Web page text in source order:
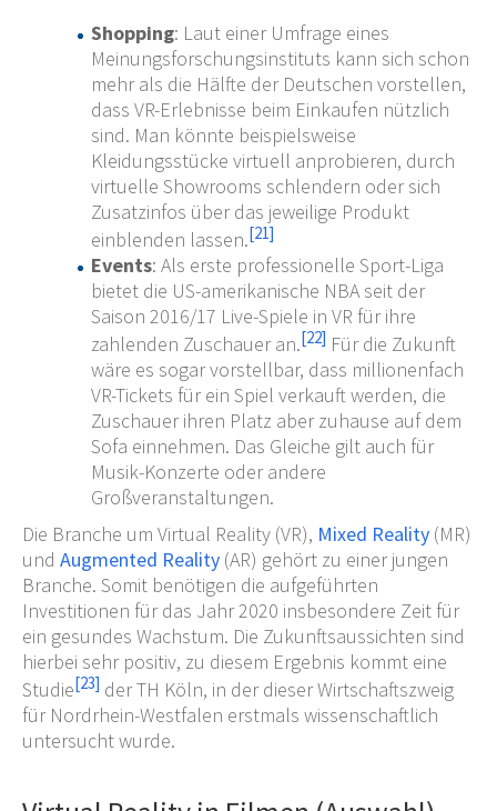
Shopping: Laut einer Umfrage eines
Meinungsforschungsinstituts kann sich schon
mehr als die Hälfte der Deutschen vorstellen,
dass VR-Erlebnisse beim Einkaufen nützlich
sind. Man könnte beispielsweise
Kleidungsstücke virtuell anprobieren, durch
virtuelle Showrooms schlendern oder sich
Zusatzinfos über das jeweilige Produkt
einblenden lassen.[21]
Events: Als erste professionelle Sport-Liga
bietet die US-amerikanische NBA seit der
Saison 2016/17 Live-Spiele in VR für ihre
zahlenden Zuschauer an.[22] Für die Zukunft
wäre es sogar vorstellbar, dass millionenfach
VR-Tickets für ein Spiel verkauft werden, die
Zuschauer ihren Platz aber zuhause auf dem
Sofa einnehmen. Das Gleiche gilt auch für
Musik-Konzerte oder andere
Großveranstaltungen.
Die Branche um Virtual Reality (VR), Mixed Reality (MR)
und Augmented Reality (AR) gehört zu einer jungen
Branche. Somit benötigen die aufgeführten
Investitionen für das Jahr 2020 insbesondere Zeit für
ein gesundes Wachstum. Die Zukunftsaussichten sind
hierbei sehr positiv, zu diesem Ergebnis kommt eine
Studie[23] der TH Köln, in der dieser Wirtschaftszweig
für Nordrhein-Westfalen erstmals wissenschaftlich
untersucht wurde.